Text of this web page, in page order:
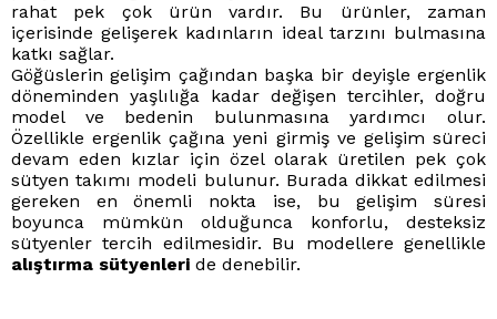
rahat pek çok ürün vardır. Bu ürünler, zaman
içerisinde gelişerek kadınların ideal tarzını bulmasına
katkı sağlar.
Göğüslerin gelişim çağından başka bir deyişle ergenlik
döneminden yaşlılığa kadar değişen tercihler, doğru
model ve bedenin bulunmasına yardımcı olur.
Özellikle ergenlik çağına yeni girmiş ve gelişim süreci
devam eden kızlar için özel olarak üretilen pek çok
sütyen takımı modeli bulunur. Burada dikkat edilmesi
gereken en önemli nokta ise, bu gelişim süresi
boyunca mümkün olduğunca konforlu, desteksiz
sütyenler tercih edilmesidir. Bu modellere genellikle
alıştırma sütyenleri de denebilir.